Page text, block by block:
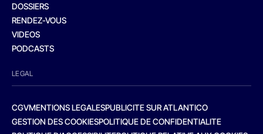
DOSSIERS
RENDEZ-VOUS
VIDEOS
PODCASTS
LEGAL
CGVMENTIONS LEGALESPUBLICITE SUR ATLANTICO
GESTION DES COOKIESPOLITIQUE DE CONFIDENTIALITE